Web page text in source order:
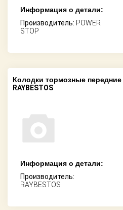
Информация о детали:
Производитель: POWER
STOP
Колодки тормозные передние
RAYBESTOS
Информация о детали:
Производитель:
RAYBESTOS